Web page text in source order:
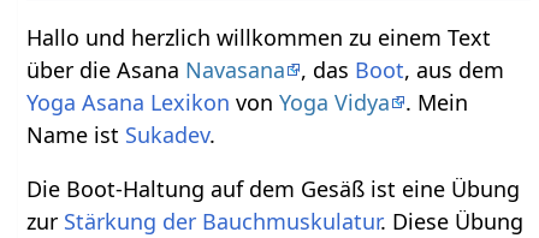
Hallo und herzlich willkommen zu einem Text
über die Asana Navasana , das Boot, aus dem
Yoga Asana Lexikon vonYoga Vidya
. Mein
Name ist Sukadev.
Die Boot-Haltung auf dem Gesäß ist eine Übung
zur Stärkung der Bauchmuskulatur. Diese Übung